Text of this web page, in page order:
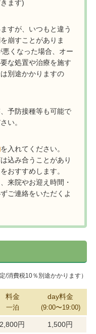
ます)
すが、いつもと違う
崩すことがありま
くなった場合、オー
な処置や治療を施す
別途かかりますの
予防接種等も可能で
い。
を入れてください。
込み合うことがあり
おすすめします。
来院やお迎え時間・
ご連絡をいただくよ
/消費税10％別途かかります）
料金
一泊
day料金
(9:00〜19:00)
2,800円 1,500円